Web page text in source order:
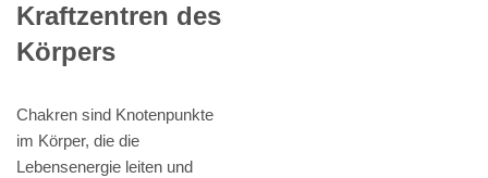
Kraftzentren des
Körpers
Chakren sind Knotenpunkte
im Körper, die die
Lebensenergie leiten und